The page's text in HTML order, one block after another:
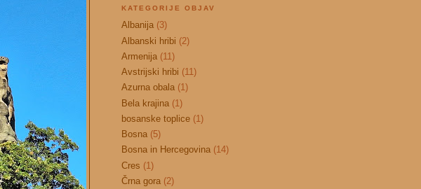
KATEGORIJE OBJAV
Albanija (3)
Albanski hribi (2)
Armenija (11)
Avstrijski hribi (11)
Azurna obala (1)
Bela krajina (1)
bosanske toplice (1)
Bosna (5)
Bosna in Hercegovina (14)
Cres (1)
Črna gora (2)